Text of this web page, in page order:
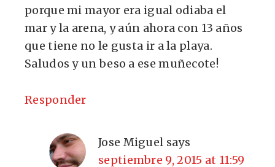
porque mi mayor era igual odiaba el
mar y la arena, y aún ahora con 13 años
que tiene no le gusta ir a la playa.
Saludos y un beso a ese muñecote!
Responder
Jose Miguel says
septiembre 9, 2015 at 11:59